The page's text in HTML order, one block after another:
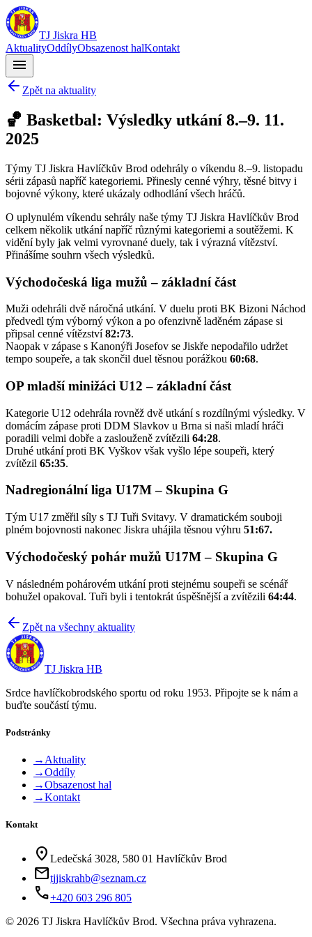
TJ Jiskra HB
AktualityOddílyObsazenost halKontakt
menu
Zpět na aktuality
🏀 Basketbal: Výsledky utkání 8.–9. 11.
2025
Týmy TJ Jiskra Havlíčkův Brod odehrály o víkendu 8.–9. listopadu
sérii zápasů napříč kategoriemi. Přinesly cenné výhry, těsné bitvy i
bojovné výkony, které ukázaly odhodlání všech hráčů.
O uplynulém víkendu sehrály naše týmy TJ Jiskra Havlíčkův Brod
celkem několik utkání napříč různými kategoriemi a soutěžemi. K
vidění byly jak velmi vyrovnané duely, tak i výrazná vítězství.
Přinášíme souhrn všech výsledků.
Východočeská liga mužů – základní část
Muži odehráli dvě náročná utkání. V duelu proti BK Bizoni Náchod
předvedl tým výborný výkon a po ofenzivně laděném zápase si
připsal cenné vítězství82:73.
Naopak v zápase s Kanonýři Josefov se Jiskře nepodařilo udržet
tempo soupeře, a tak skončil duel těsnou porážkou 60:68.
OP mladší minižáci U12 – základní část
Kategorie U12 odehrála rovněž dvě utkání s rozdílnými výsledky. V
domácím zápase proti DDM Slavkov u Brna si naši mladí hráči
poradili velmi dobře a zaslouženě zvítězili 64:28.
Druhé utkání proti BK Vyškov však vyšlo lépe soupeři, který
zvítězil 65:35.
Nadregionální liga U17M – Skupina G
Tým U17 změřil síly s TJ Tuři Svitavy. V dramatickém souboji
plném bojovnosti nakonec Jiskra uhájila těsnou výhru 51:67.
Východočeský pohár mužů U17M – Skupina G
V následném pohárovém utkání proti stejnému soupeři se scénář
bohužel opakoval. Tuři byli i tentokrát úspěšnější a zvítězili 64:44.
Zpět na všechny aktuality
TJ Jiskra HB
Srdce havlíčkobrodského sportu od roku 1953. Připojte se k nám a
buďte součástí týmu.
Podstránky
→ Aktuality
→Oddíly
→Obsazenost hal
→Kontakt
Kontakt
location_on Ledečská 3028, 580 01 Havlíčkův Brod
mailtjjiskrahb@seznam.cz
phone+420 603 296 805
© 2026 TJ Jiskra Havlíčkův Brod. Všechna práva vyhrazena.